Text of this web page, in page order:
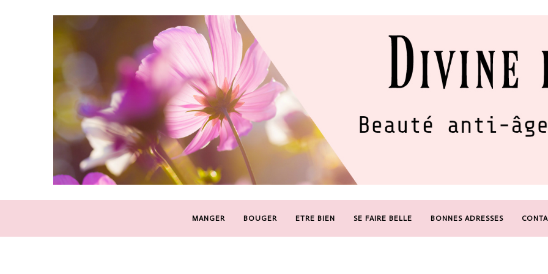
MANGER BOUGER ETRE BIEN SE FAIRE BELLE BONNES ADRESSES